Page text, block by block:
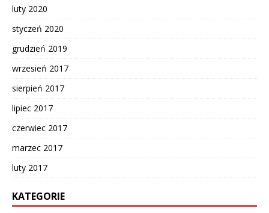
luty 2020
styczeń 2020
grudzień 2019
wrzesień 2017
sierpień 2017
lipiec 2017
czerwiec 2017
marzec 2017
luty 2017
KATEGORIE